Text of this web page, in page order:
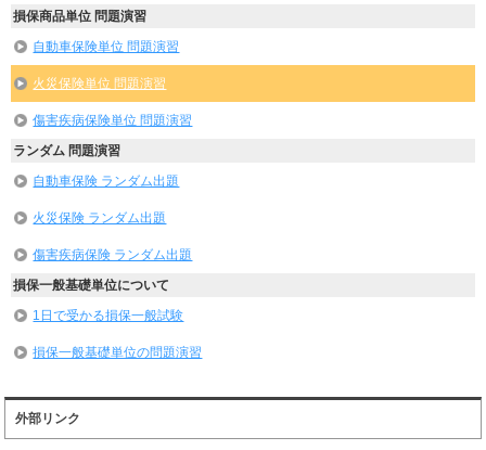
損保商品単位 問題演習
自動車保険単位 問題演習
火災保険単位 問題演習
傷害疾病保険単位 問題演習
ランダム 問題演習
自動車保険 ランダム出題
火災保険 ランダム出題
傷害疾病保険 ランダム出題
損保一般基礎単位について
1日で受かる損保一般試験
損保一般基礎単位の問題演習
外部リンク